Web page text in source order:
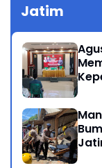
Jatim